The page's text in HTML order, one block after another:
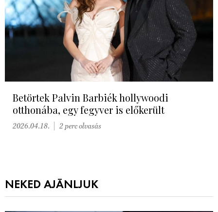
Betörtek Palvin Barbiék hollywoodi
otthonába, egy fegyver is előkerült
2026.04.18. 2 perc olvasás
NEKED AJÁNLJUK